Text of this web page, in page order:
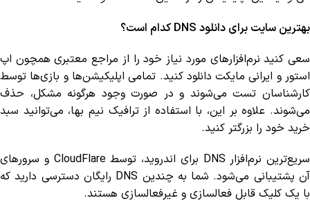
بهترین سایت برای دانلود DNS کدام است؟
سعی کنید نرم‌افزارهای مورد نیاز خود را از مراجع معتبری همچون اپ
استور و ایرانی مایکت دانلود کنید. تمامی اپلیکیشن‌ها و بازی‌ها توسط
کارشناسان تست می‌شوند و در صورت وجود هرگونه مشکل، حذف
می‌شوند. علاوه بر این، با استفاده از ترافیک نیم بها، می‌توانید سبد
خرید خود را بزرگتر کنید.
سریع‌ترین نرم‌افزار DNS برای اندروید، توسط CloudFlare و سرورهای
آن پشتیبانی می‌شود. شما به چندین DNS رایگان دسترسی دارید که
با یک کلیک قابل فعالسازی و غیرفعالسازی هستند.